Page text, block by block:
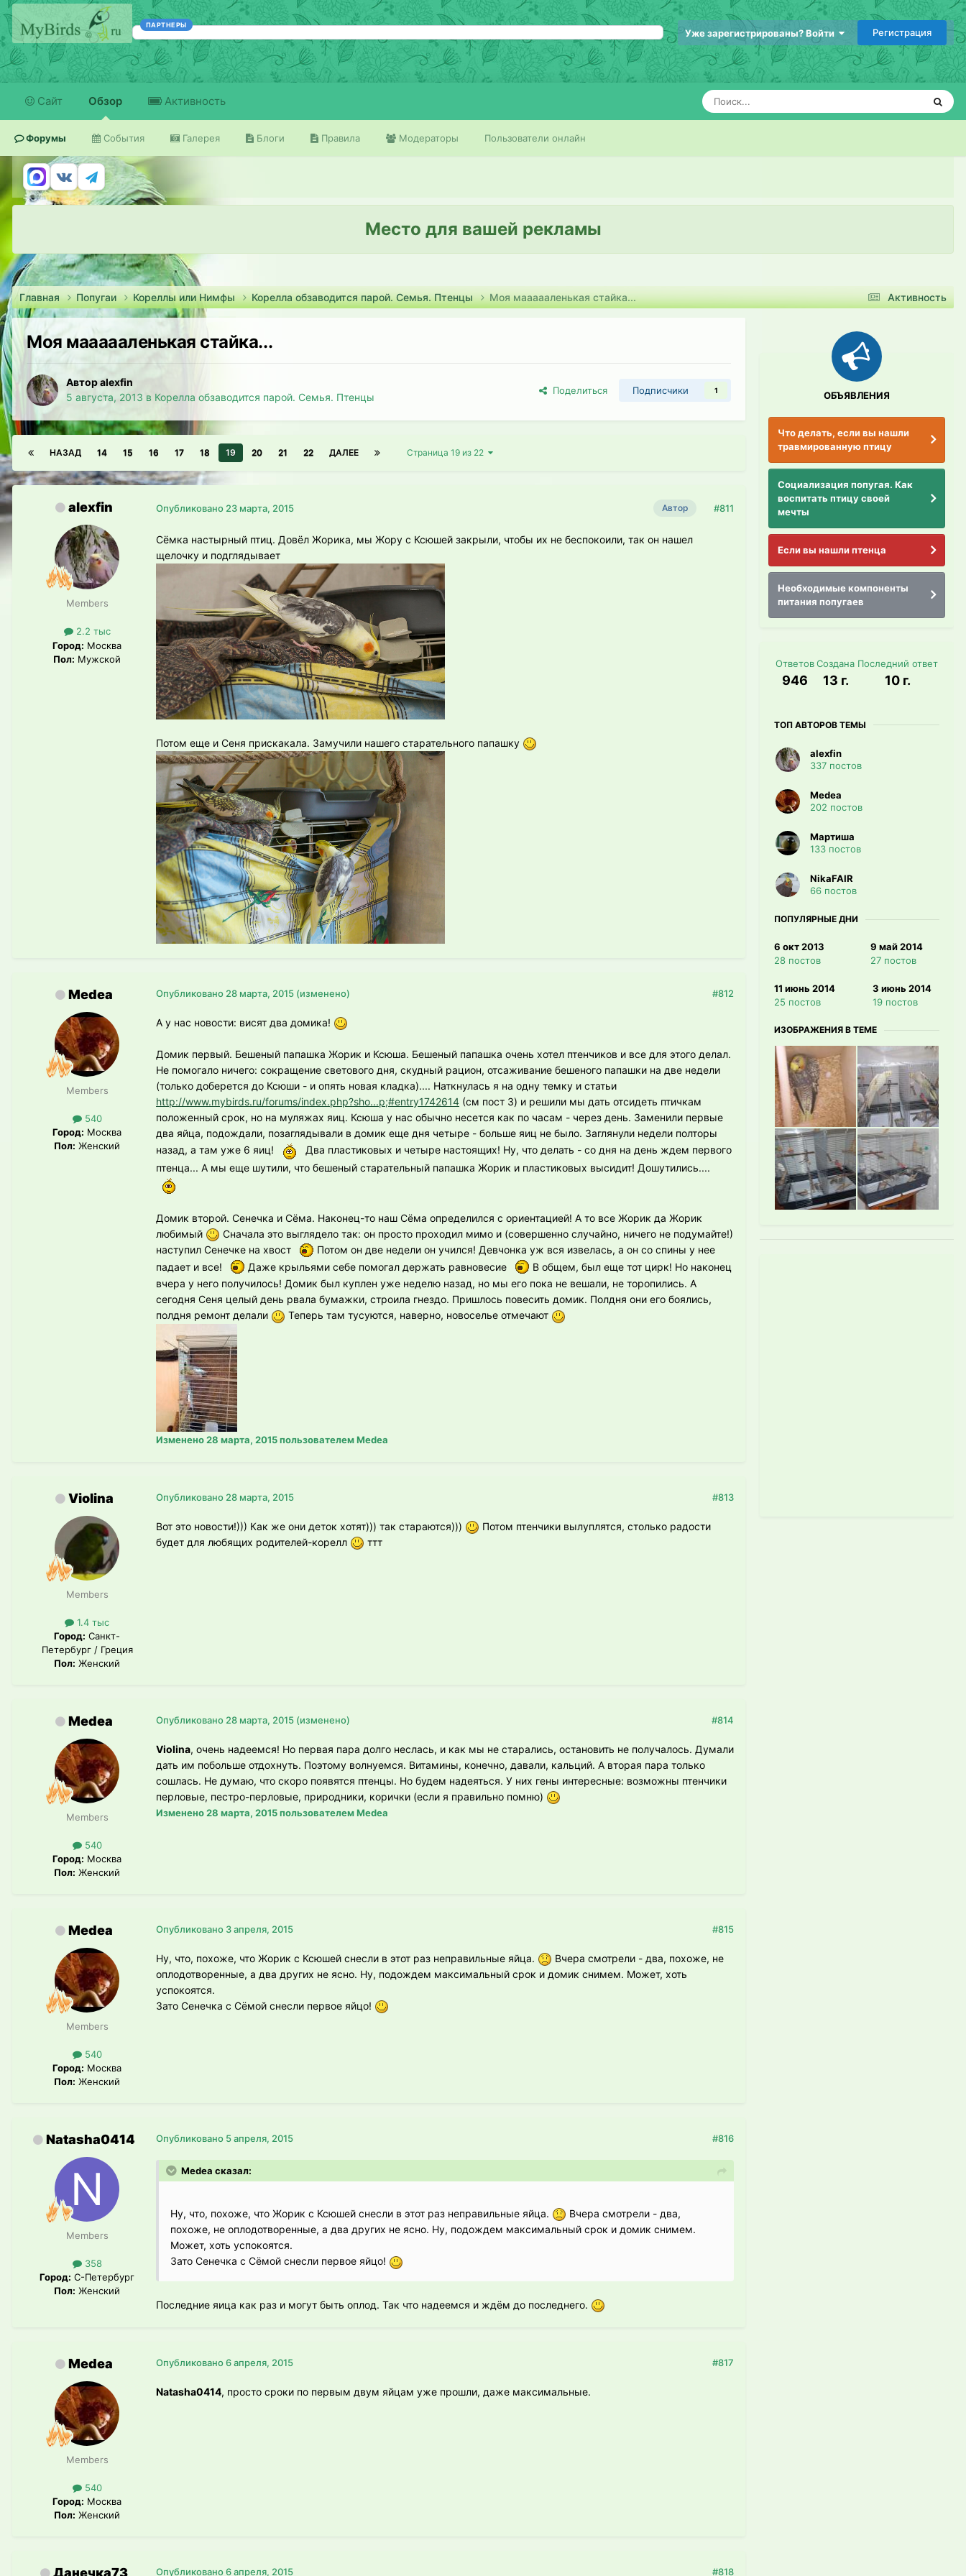
ПАРТНЕРЫ
Уже зарегистрированы? Войти Регистрация
Сайт Обзор
Форумы События Галерея Блоги Правила Модераторы Пользователи онлайн
Активность
Место для вашей рекламы
Активность
Главная Попугаи Кореллы или Нимфы Корелла обзаводится парой. Семья. Птенцы Моя маааааленькая стайка...
Моя маааааленькая стайка...
Автор alexfin
5 августа, 2013 в Корелла обзаводится парой. Семья. Птенцы
Поделиться Подписчики 1
НАЗАД 14 15 16 17 18 19 20 21 22 ДАЛЕЕ Страница 19 из 22
alexfin
Members
2.2 тыс
Город: Москва
Пол: Мужской
Автор #811
Опубликовано 23 марта, 2015
Сёмка настырный птиц. Довёл Жорика, мы Жору с Ксюшей закрыли, чтобы их не беспокоили, так он нашел
щелочку и подглядывает
Потом еще и Сеня прискакала. Замучили нашего старательного папашку
Medea
Members
540
Город: Москва
Пол: Женский
#812
Опубликовано 28 марта, 2015 (изменено)
А у нас новости: висят два домика!
Домик первый. Бешеный папашка Жорик и Ксюша. Бешеный папашка очень хотел птенчиков и все для этого делал.
Не помогало ничего: сокращение светового дня, скудный рацион, отсаживание бешеного папашки на две недели
(только доберется до Ксюши - и опять новая кладка).... Наткнулась я на одну темку и статьи
http://www.mybirds.ru/forums/index.php?sho...p;#entry1742614 (см пост 3) и решили мы дать отсидеть птичкам
положенный срок, но на муляжах яиц. Ксюша у нас обычно несется как по часам - через день. Заменили первые
два яйца, подождали, позаглядывали в домик еще дня четыре - больше яиц не было. Заглянули недели полторы
назад, а там уже 6 яиц!
Два пластиковых и четыре настоящих! Ну, что делать - со дня на день ждем первого
птенца... А мы еще шутили, что бешеный старательный папашка Жорик и пластиковых высидит! Дошутились....
Домик второй. Сенечка и Сёма. Наконец-то наш Сёма определился с ориентацией! А то все Жорик да Жорик
любимый
Сначала это выглядело так: он просто проходил мимо и (совершенно случайно, ничего не подумайте!)
наступил Сенечке на хвост
Потом он две недели он учился! Девчонка уж вся извелась, а он со спины у нее
падает и все!
Даже крыльями себе помогал держать равновесие
В общем, был еще тот цирк! Но наконец
вчера у него получилось! Домик был куплен уже неделю назад, но мы его пока не вешали, не торопились. А
сегодня Сеня целый день рвала бумажки, строила гнездо. Пришлось повесить домик. Полдня они его боялись,
полдня ремонт делали
Теперь там тусуются, наверно, новоселье отмечают
Изменено28 марта, 2015пользователем Medea
Violina
Members
1.4 тыс
Город: Санкт-
Петербург / Греция
Пол: Женский
#813
Опубликовано 28 марта, 2015
Вот это новости!))) Как же они деток хотят))) так стараются)))
Потом птенчики вылуплятся, столько радости
будет для любящих родителей-корелл
ттт
Medea
Members
540
Город: Москва
Пол: Женский
#814
Опубликовано 28 марта, 2015 (изменено)
Violina, очень надеемся! Но первая пара долго неслась, и как мы не старались, остановить не получалось. Думали
дать им побольше отдохнуть. Поэтому волнуемся. Витамины, конечно, давали, кальций. А вторая пара только
сошлась. Не думаю, что скоро появятся птенцы. Но будем надеяться. У них гены интересные: возможны птенчики
перловые, пестро-перловые, природники, корички (если я правильно помню)
Изменено28 марта, 2015пользователем Medea
Medea
Members
540
Город: Москва
Пол: Женский
#815
Опубликовано 3 апреля, 2015
Ну, что, похоже, что Жорик с Ксюшей снесли в этот раз неправильные яйца.
Вчера смотрели - два, похоже, не
оплодотворенные, а два других не ясно. Ну, подождем максимальный срок и домик снимем. Может, хоть
успокоятся.
Зато Сенечка с Сёмой снесли первое яйцо!
Natasha0414
Members
358
Город: С-Петербург
Пол: Женский
#816
Опубликовано 5 апреля, 2015
Medea сказал:
Ну, что, похоже, что Жорик с Ксюшей снесли в этот раз неправильные яйца.
Вчера смотрели - два,
похоже, не оплодотворенные, а два других не ясно. Ну, подождем максимальный срок и домик снимем.
Может, хоть успокоятся.
Зато Сенечка с Сёмой снесли первое яйцо!
Последние яица как раз и могут быть оплод. Так что надеемся и ждём до последнего.
Medea
Members
540
Город: Москва
Пол: Женский
#817
Опубликовано6 апреля, 2015
Natasha0414, просто сроки по первым двум яйцам уже прошли, даже максимальные.
#818
Опубликовано6 апреля, 2015
ОБЪЯВЛЕНИЯ
Что делать, если вы нашли
травмированную птицу
Социализация попугая. Как
воспитать птицу своей
мечты
Если вы нашли птенца
Необходимые компоненты
питания попугаев
Ответов
946
Создана
13 г.
Последний ответ
10 г.
ТОП АВТОРОВ ТЕМЫ
alexfin
337 постов
Medea
202 постов
Мартиша
133 постов
NikaFAIR
66 постов
ПОПУЛЯРНЫЕ ДНИ
6 окт 2013
28 постов
9 май 2014
27 постов
11 июнь 2014
25 постов
3 июнь 2014
19 постов
ИЗОБРАЖЕНИЯ В ТЕМЕ